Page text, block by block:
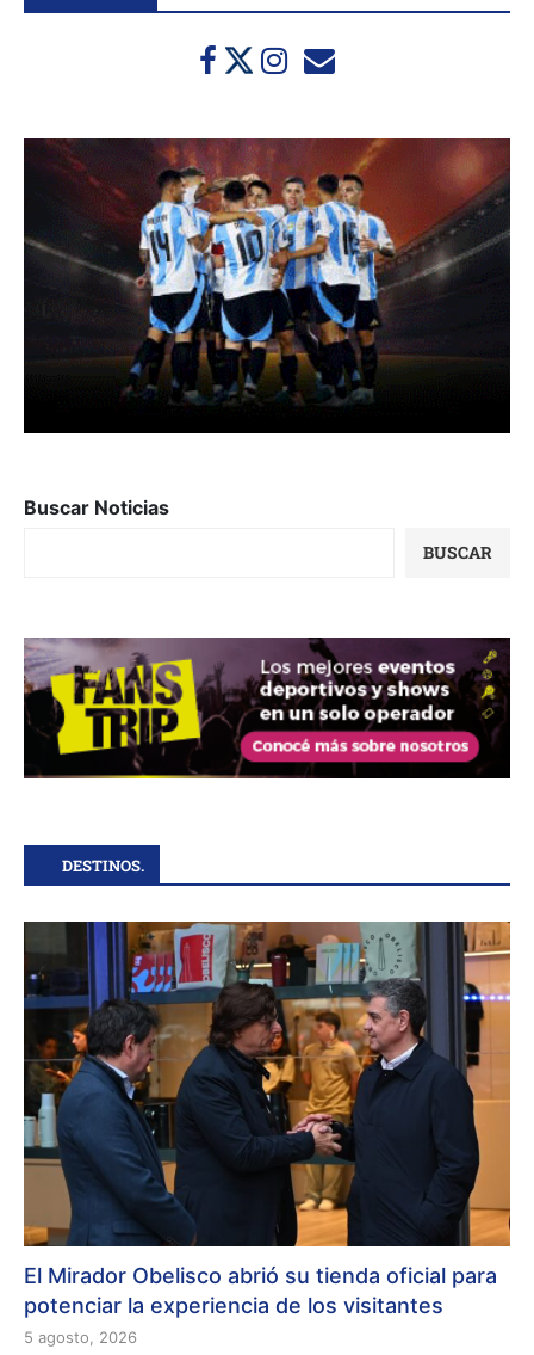
Buscar Noticias
BUSCAR
DESTINOS.
El Mirador Obelisco abrió su tienda oficial para
potenciar la experiencia de los visitantes
5 agosto, 2026